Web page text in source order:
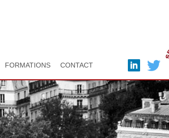
FORMATIONS CONTACT